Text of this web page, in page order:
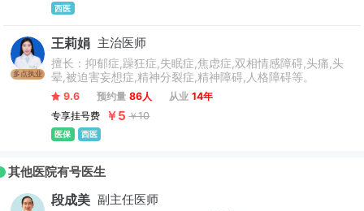
西医
多点执业
王莉娟 主治医师
擅长：抑郁症,躁狂症,失眠症,焦虑症,双相情感障碍,头痛,头
晕,被迫害妄想症,精神分裂症,精神障碍,人格障碍等。
9.6 预约量 86人 从业 14年
专享挂号费
￥5 ￥10
医保 西医
其他医院有号医生
段成美 副主任医师